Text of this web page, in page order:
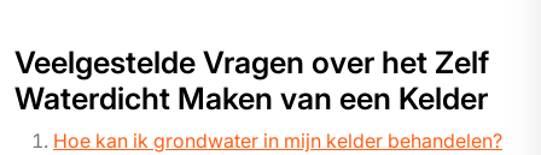
Veelgestelde Vragen over het Zelf
Waterdicht Maken van een Kelder
Hoe kan ik grondwater in mijn kelder behandelen?